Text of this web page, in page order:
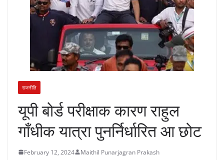
राजनीति
यूपी बोर्ड परीक्षाक कारण राहुल
गाँधीक यात्रा पुनर्निर्धारित आ छोट
February 12, 2024 Maithil Punarjagran Prakash